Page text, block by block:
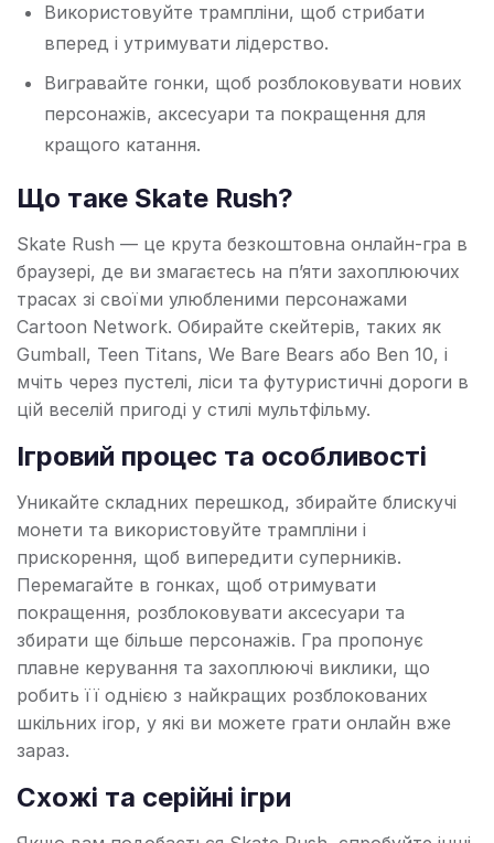
Використовуйте трампліни, щоб стрибати
вперед і утримувати лідерство.
Вигравайте гонки, щоб розблоковувати нових
персонажів, аксесуари та покращення для
кращого катання.
Що таке Skate Rush?
Skate Rush — це крута безкоштовна онлайн-гра в
браузері, де ви змагаєтесь на п’яти захоплюючих
трасах зі своїми улюбленими персонажами
Cartoon Network. Обирайте скейтерів, таких як
Gumball, Teen Titans, We Bare Bears або Ben 10, і
мчіть через пустелі, ліси та футуристичні дороги в
цій веселій пригоді у стилі мультфільму.
Ігровий процес та особливості
Уникайте складних перешкод, збирайте блискучі
монети та використовуйте трампліни і
прискорення, щоб випередити суперників.
Перемагайте в гонках, щоб отримувати
покращення, розблоковувати аксесуари та
збирати ще більше персонажів. Гра пропонує
плавне керування та захоплюючі виклики, що
робить її однією з найкращих розблокованих
шкільних ігор, у які ви можете грати онлайн вже
зараз.
Схожі та серійні ігри